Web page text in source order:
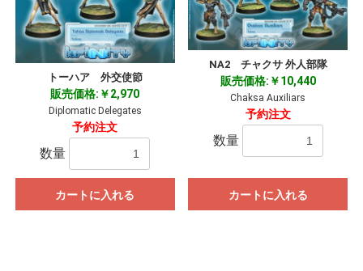
トーハア 外交使節
販売価格:￥2,970
Diplomatic Delegates
予約注文
数量
カートに入れる
NA2 チャクサ 外人部隊
販売価格:￥10,440
Chaksa Auxiliars
予約注文
数量
カートに入れる
お買い物を続ける カートへ進む